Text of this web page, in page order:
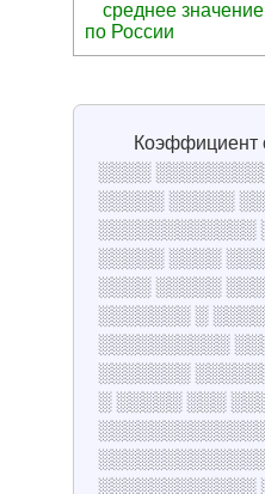
среднее значение
по России
Коэффициент
░░░░
░░░░░ ░░░░░
░░░░░░░░░░░░
░░░░░ ░░░░
░░░░ ░░░░░
░░░░░░░ ░
░░░░░░░░░░
░░░░░░░
░ ░░░░░ ░░░
░░░░░░░░░░░░